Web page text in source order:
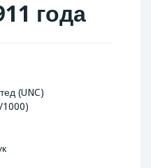
года
(UNC)
1000)